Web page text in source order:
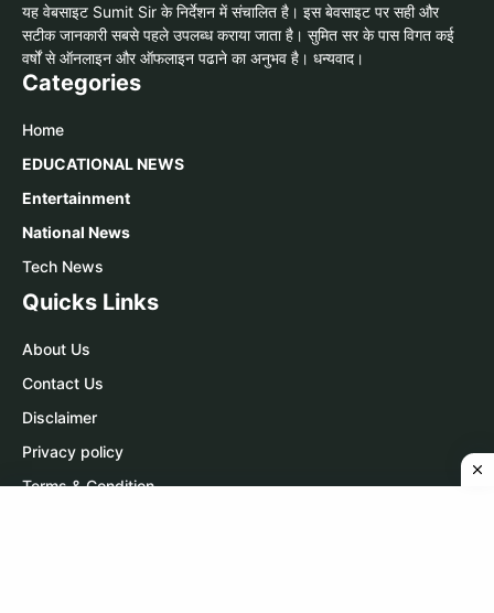
यह वेबसाइट Sumit Sir के निर्देशन में संचालित है। इस बेवसाइट पर सही और
सटीक जानकारी सबसे पहले उपलब्ध कराया जाता है। सुमित सर के पास विगत कई
वर्षों से ऑनलाइन और ऑफलाइन पढाने का अनुभव है। धन्यवाद।
Categories
Home
EDUCATIONAL NEWS
Entertainment
National News
Tech News
Quicks Links
About Us
Contact Us
Disclaimer
Privacy policy
Terms & Condition